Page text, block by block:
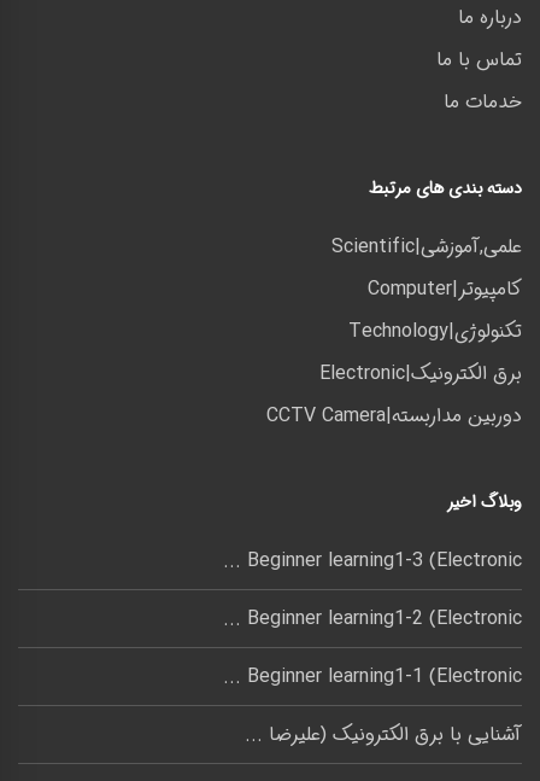
درباره ما
تماس با ما
خدمات ما
دسته بندی های مرتبط
علمی,آموزشی|Scientific
کامپیوتر|Computer
تکنولوژی|Technology
برق الکترونیک|Electronic
دوربین مداربسته|CCTV Camera
وبلاگ اخیر
Beginner learning1-3 (Electronic ...
Beginner learning1-2 (Electronic ...
Beginner learning1-1 (Electronic ...
آشنایی با برق الکترونیک (علیرضا ...